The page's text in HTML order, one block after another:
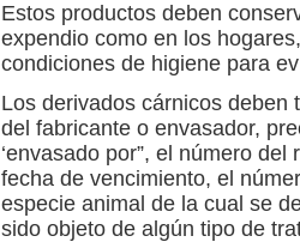
Estos productos deben
expendio como en los
condiciones de higiene para
Los derivados cárnicos deben
del fabricante o envasador,
‘envasado por”, el número
fecha de vencimiento, el
especie animal de la cual se
sido objeto de algún tipo de